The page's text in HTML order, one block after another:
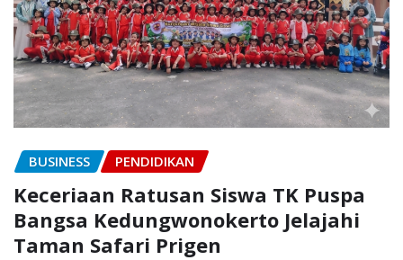
BUSINESS PENDIDIKAN
Keceriaan Ratusan Siswa TK Puspa
Bangsa Kedungwonokerto Jelajahi
Taman Safari Prigen